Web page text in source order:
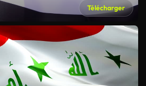
Télécharger